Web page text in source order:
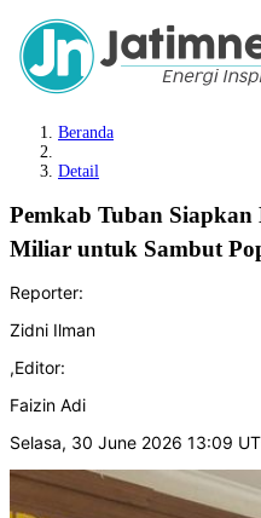
Beranda
Detail
Pemkab Tuban
Miliar untuk Sambut
Reporter:
Zidni Ilman
,Editor:
Faizin Adi
Selasa, 30 June 2026 13:09